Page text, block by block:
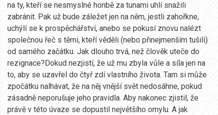
na ty, kteří se nesmyslné honbě za tunami uhlí snažili
zabránit. Pak už bude záležet jen na něm, jestli zahořkne,
uchýlí se k prospěchářství, anebo se pokusí znovu nalézt
společnou řeč s těmi, kteří věděli (nebo přinejmenším tušili)
od samého začátku. Jak dlouho trvá, než člověk uteče do
rezignace?Dokud nezjistí, že už mu zbyla vůle a síla jen na
to, aby se uzavřel do čtyř zdí vlastního života. Tam si může
zpočátku nalhávat, že na něj vnější svět nedosáhne, pokud
zásadně neporušuje jeho pravidla. Aby nakonec zjistil, že
právě v této úvaze se dopustil největšího omylu. A jak